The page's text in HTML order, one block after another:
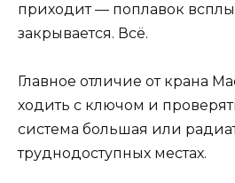
приходит — поплавок
закрывается. Всё.
Главное отличие от крана
ходить с ключом и
система большая или
труднодоступных местах.